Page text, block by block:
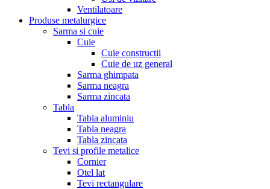
Ventilatoare
Produse metalurgice
Sarma si cuie
Cuie
Cuie constructii
Cuie de uz general
Sarma ghimpata
Sarma neagra
Sarma zincata
Tabla
Tabla aluminiu
Tabla neagra
Tabla zincata
Tevi si profile metalice
Cornier
Otel lat
Tevi rectangulare